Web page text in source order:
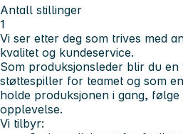
Antall stillinger
1
Vi ser etter deg som trives med
kvalitet og kundeservice.
Som produksjonsleder blir du
støttespiller for teamet og som
holde produksjonen i gang,
opplevelse.
Vi tilbyr: